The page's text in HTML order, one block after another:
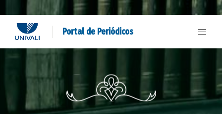
Portal de Periódicos